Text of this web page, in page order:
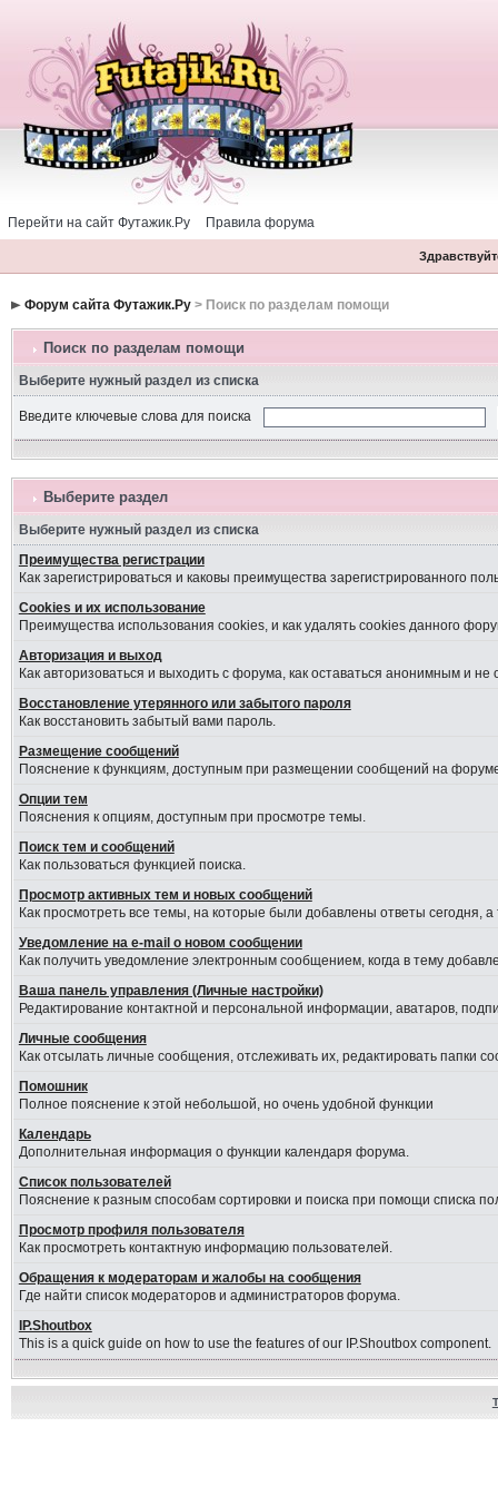
Перейти на сайт Футажик.Ру Правила форума
Форум сайта Футажик.Ру> Поиск по разделам помощи
Поиск по разделам помощи
Выберите нужный раздел из списка
Введите ключевые слова для поиска
Выберите раздел
Выберите нужный раздел из списка
Преимущества регистрации
Как зарегистрироваться и каковы преимущества зарегистрированного
Cookies и их использование
Преимущества использования cookies, и как удалять cookies данного
Авторизация и выход
Как авторизоваться и выходить с форума, как оставаться анонимным и
Восстановление утерянного или забытого пароля
Как восстановить забытый вами пароль.
Размещение сообщений
Пояснение к функциям, доступным при размещении сообщений на
Опции тем
Пояснения к опциям, доступным при просмотре темы.
Поиск тем и сообщений
Как пользоваться функцией поиска.
Просмотр активных тем и новых сообщений
Как просмотреть все темы, на которые были добавлены ответы сегодня,
Уведомление на е-mail о новом сообщении
Как получить уведомление электронным сообщением, когда в тему
Ваша панель управления (Личные настройки)
Редактирование контактной и персональной информации, аватаров,
Личные сообщения
Как отсылать личные сообщения, отслеживать их, редактировать папки
Помошник
Полное пояснение к этой небольшой, но очень удобной функции
Календарь
Дополнительная информация о функции календаря форума.
Список пользователей
Пояснение к разным способам сортировки и поиска при помощи списка
Просмотр профиля пользователя
Как просмотреть контактную информацию пользователей.
Обращения к модераторам и жалобы на сообщения
Где найти список модераторов и администраторов форума.
IP.Shoutbox
This is a quick guide on how to use the features of our IP.Shoutbox component.